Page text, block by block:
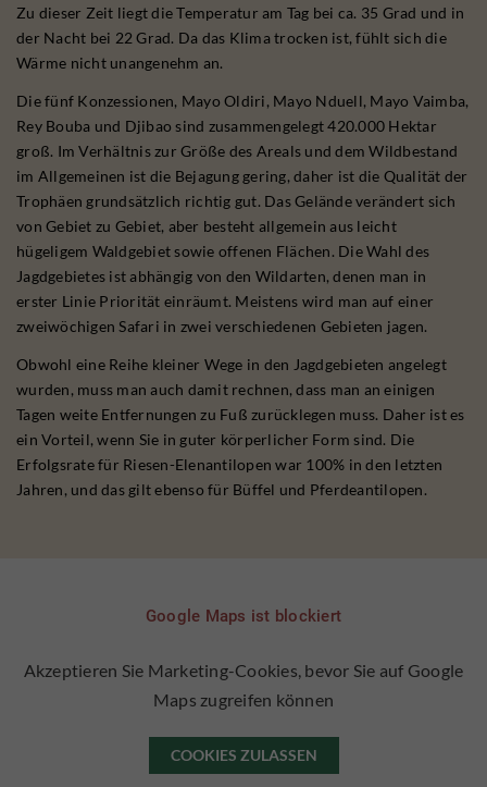
Zu dieser Zeit liegt die Temperatur am Tag bei ca. 35 Grad und in
der Nacht bei 22 Grad. Da das Klima trocken ist, fühlt sich die
Wärme nicht unangenehm an.
Die fünf Konzessionen, Mayo Oldiri, Mayo Nduell, Mayo Vaimba,
Rey Bouba und Djibao sind zusammengelegt 420.000 Hektar
groß. Im Verhältnis zur Größe des Areals und dem Wildbestand
im Allgemeinen ist die Bejagung gering, daher ist die Qualität der
Trophäen grundsätzlich richtig gut. Das Gelände verändert sich
von Gebiet zu Gebiet, aber besteht allgemein aus leicht
hügeligem Waldgebiet sowie offenen Flächen. Die Wahl des
Jagdgebietes ist abhängig von den Wildarten, denen man in
erster Linie Priorität einräumt. Meistens wird man auf einer
zweiwöchigen Safari in zwei verschiedenen Gebieten jagen.
Obwohl eine Reihe kleiner Wege in den Jagdgebieten angelegt
wurden, muss man auch damit rechnen, dass man an einigen
Tagen weite Entfernungen zu Fuß zurücklegen muss. Daher ist es
ein Vorteil, wenn Sie in guter körperlicher Form sind. Die
Erfolgsrate für Riesen-Elenantilopen war 100% in den letzten
Jahren, und das gilt ebenso für Büffel und Pferdeantilopen.
Google Maps ist blockiert
Akzeptieren Sie Marketing-Cookies, bevor Sie auf Google
Maps zugreifen können
COOKIES ZULASSEN